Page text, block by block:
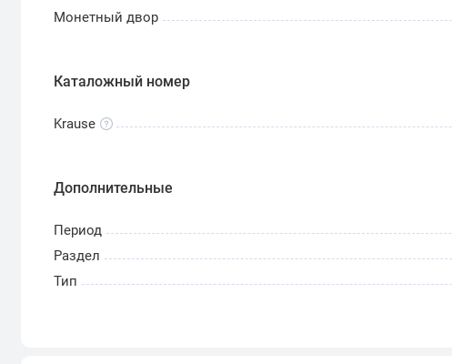
Монетный двор
Каталожный номер
Krause
Дополнительные
Период
Раздел
Тип